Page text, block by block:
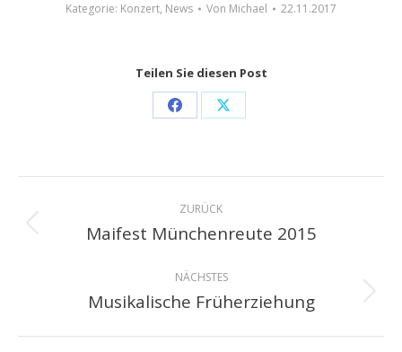
Kategorie: Konzert, News Von Michael 22.11.2017
Teilen Sie diesen Post
Share
Facebook
Share
X
Kommentarnavigation
ZURÜCK
Vorheriger
Maifest Münchenreute 2015
NÄCHSTES
Nächster
Musikalische Früherziehung